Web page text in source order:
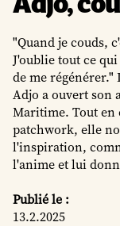
"Quand je couds,
J'oublie tout ce
de me
Adjo a ouvert son
Maritime. Tout en
patchwork, elle
l'inspiration,
l'anime et lui
Publié le :
13.2.2025